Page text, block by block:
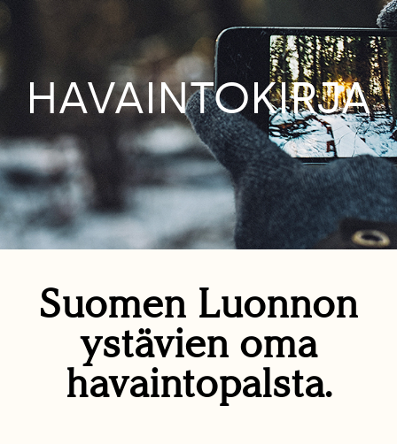
HAVAINTOKIRJA
Suomen Luonnon
ystävien oma
havaintopalsta.